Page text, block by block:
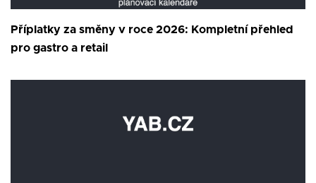
Příplatky za směny v roce 2026: Kompletní přehled
pro gastro a retail